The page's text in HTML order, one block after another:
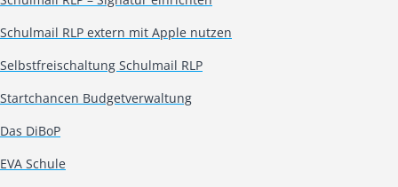
Schulmail RLP extern mit Apple nutzen
Selbstfreischaltung Schulmail RLP
Startchancen Budgetverwaltung
Das DiBoP
EVA Schule